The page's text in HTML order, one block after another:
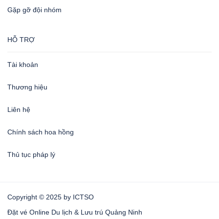
Gặp gỡ đội nhóm
HỖ TRỢ
Tài khoản
Thương hiệu
Liên hệ
Chính sách hoa hồng
Thủ tục pháp lý
Copyright © 2025 by ICTSO
Đặt vé Online Du lịch & Lưu trú Quảng Ninh